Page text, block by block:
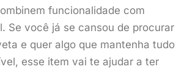
funcionalidade com
Se você já se cansou de procurar
e quer algo que mantenha tudo
esse item vai te ajudar a ter